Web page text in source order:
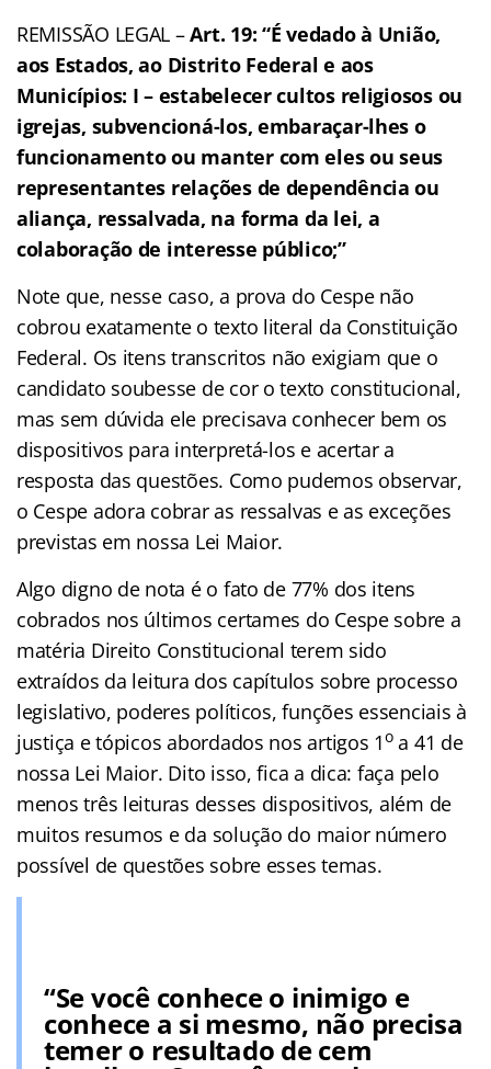
REMISSÃO LEGAL –Art. 19: “É vedado à União,
aos Estados, ao Distrito Federal e aos
Municípios: I – estabelecer cultos religiosos ou
igrejas, subvencioná-los, embaraçar-lhes o
funcionamento ou manter com eles ou seus
representantes relações de dependência ou
aliança, ressalvada, na forma da lei, a
colaboração de interesse público;”
Note que, nesse caso, a prova do Cespe não
cobrou exatamente o texto literal da Constituição
Federal. Os itens transcritos não exigiam que o
candidato soubesse de cor o texto constitucional,
mas sem dúvida ele precisava conhecer bem os
dispositivos para interpretá-los e acertar a
resposta das questões. Como pudemos observar,
o Cespe adora cobrar as ressalvas e as exceções
previstas em nossa Lei Maior.
Algo digno de nota é o fato de 77% dos itens
cobrados nos últimos certames do Cespe sobre a
matéria Direito Constitucional terem sido
extraídos da leitura dos capítulos sobre processo
legislativo, poderes políticos, funções essenciais à
justiça e tópicos abordados nos artigos 1oa 41 de
nossa Lei Maior. Dito isso, fica a dica: faça pelo
menos três leituras desses dispositivos, além de
muitos resumos e da solução do maior número
possível de questões sobre esses temas.
“Se você conhece o inimigo e
conhece a si mesmo, não precisa
temer o resultado de cem